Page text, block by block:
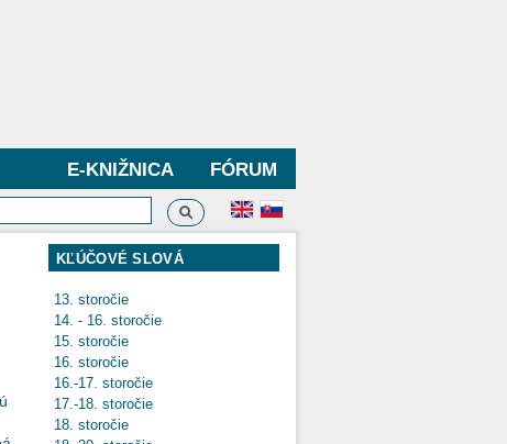
FÓRUM
E-KNIŽNICA
Vyhľadávanie
KĽÚČOVÉ SLOVÁ
13. storočie
14. - 16. storočie
15. storočie
16. storočie
16.-17. storočie
17.-18. storočie
18. storočie